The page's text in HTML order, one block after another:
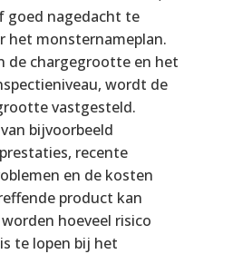
goed nagedacht te
het monsternameplan.
de chargegrootte en het
wordt de
vastgesteld.
bijvoorbeeld
recente
en de kosten
product kan
hoeveel risico
te lopen bij het